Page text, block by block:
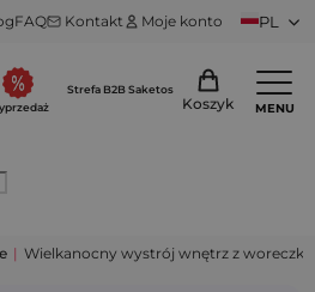
FAQ Kontakt Moje konto PL
Strefa B2B Saketos
Koszyk MENU
| Wielkanocny wystrój wnętrz z